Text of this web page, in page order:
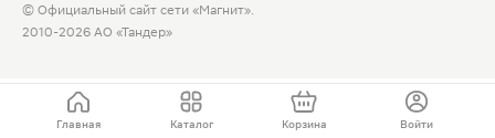
© Официальный сайт сети «Магнит».
2010-2026 АО «Тандер»
Главная Каталог Корзина Войти